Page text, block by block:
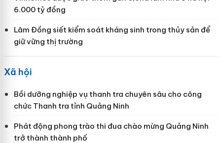
6.000 tỷ đồng
Lâm Đồng siết kiểm soát kháng sinh trong thủy sản để
giữ vững thị trường
Xã hội
Bồi dưỡng nghiệp vụ thanh tra chuyên sâu cho công
chức Thanh tra tỉnh Quảng Ninh
Phát động phong trào thi đua chào mừng Quảng Ninh
trở thành thành phố